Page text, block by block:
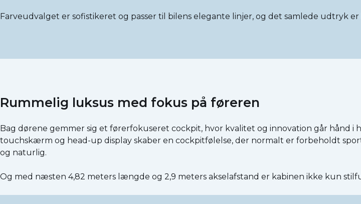
Farveudvalget er sofistikeret og passer til bilens elegante linjer, og det samlede udtryk
Rummelig luksus med fokus på føreren
Bag dørene gemmer sig et førerfokuseret cockpit, hvor kvalitet og innovation går hånd
touchskærm og head-up display skaber en cockpitfølelse, der normalt er forbeholdt
og naturlig.
Og med næsten 4,82 meters længde og 2,9 meters akselafstand er kabinen ikke kun